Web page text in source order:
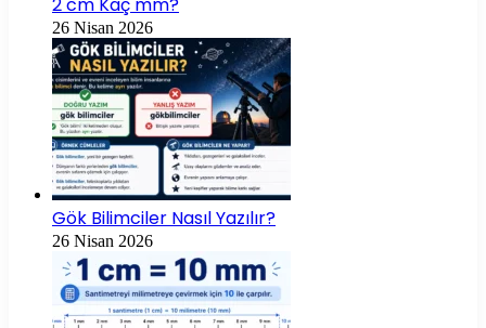
26 Nisan 2026
Gök Bilimciler Nasıl Yazılır?
26 Nisan 2026